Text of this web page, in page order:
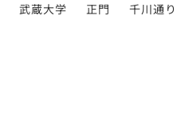
武蔵大学 正門 千川通り